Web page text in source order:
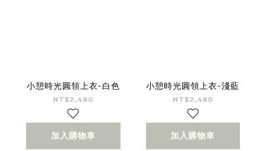
小憩時光圓領上衣-白色
NT$2,480
加入購物車
小憩時光圓領上衣-淺藍
NT$2,480
加入購物車